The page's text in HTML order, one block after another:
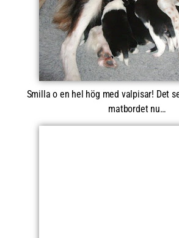
Smilla o en hel hög med valpisar! Det
matbordet nu…